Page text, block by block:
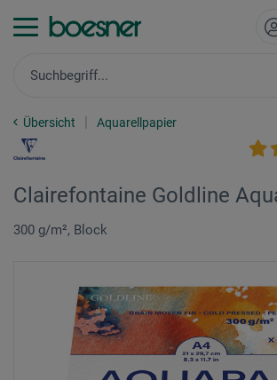
Übersicht Aquarellpapier
Clairefontaine Goldline
300 g/m², Block